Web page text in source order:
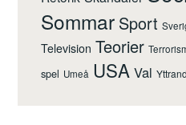
Sommar Sport
Television Teorier
spel Umeå USA Val